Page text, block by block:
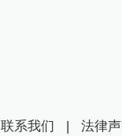
联系我们 | 法律